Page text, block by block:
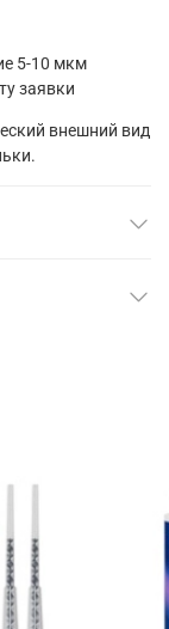
5-10 мкм
заявки
внешний вид